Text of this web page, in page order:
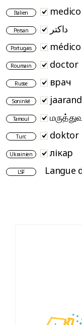
Italien medico
Persan داکتر
Portugais médico
Roumain doctor
Russe врач
Soninké
Tamoul
Turc doktor
Ukrainien лікар
LSF Langue